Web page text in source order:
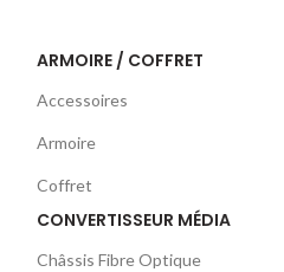
ARMOIRE / COFFRET
Accessoires
Armoire
Coffret
CONVERTISSEUR MÉDIA
Châssis Fibre Optique